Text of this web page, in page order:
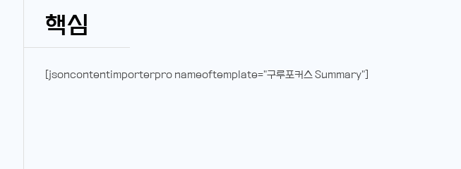
핵심
[jsoncontentimporterpro nameoftemplate="구루포커스 Summary"]